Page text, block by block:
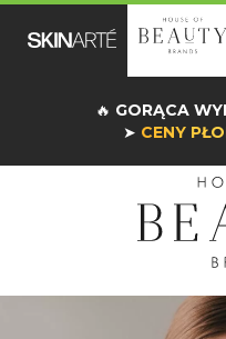
🔥 GORĄCA
➤ CENY